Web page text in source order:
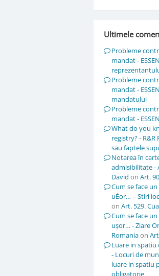
Ultimele
Probleme
mandat -
Probleme
mandat -
mandatului
Probleme
mandat -
What do you
registry? -
sau faptele
Notarea în
admisibilitate -
David on Art.
Cum se face
uÈor… – Stiri
on Art. 529.
Cum se face
ușor… - Ziare
Romaniaon
Luare in spatiu
- Locuri de
luare in spatiu